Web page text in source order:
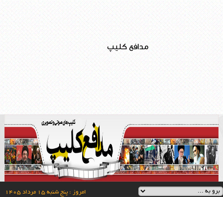
مدافع کلیپ
امروز : پنج شنبه ۱۵ مرداد ۱۴۰۵